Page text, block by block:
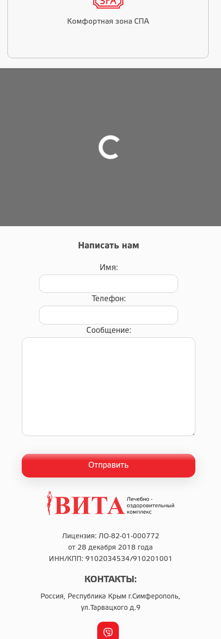
Комфортная зона СПА
Написать нам
Имя:
Телефон:
Сообщение:
Лицензия: ЛО-82-01-000772
от 28 декабря 2018 года
ИНН/КПП: 9102034534/910201001
КОНТАКТЫ:
Россия, Республика Крым г.Симферополь,
ул.Тарвацкого д.9